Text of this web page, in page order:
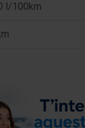
IN
(Apple
l/100km